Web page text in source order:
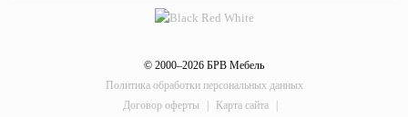
© 2000–2026 БРВ Мебель
Политика обработки персональных данных
Договор оферты
Карта сайта